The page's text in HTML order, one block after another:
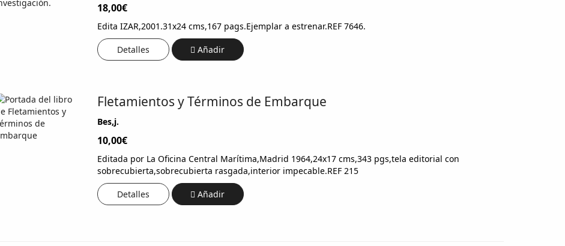
18,00€
Edita IZAR,2001.31x24 cms,167 pags.Ejemplar a estrenar.REF 7646.
Detalles Añadir
Fletamientos y Términos de Embarque
Bes,j.
10,00€
Editada por La Oficina Central Marítima,Madrid 1964,24x17 cms,343 pgs,tela editorial con
sobrecubierta,sobrecubierta rasgada,interior impecable.REF 215
Detalles Añadir